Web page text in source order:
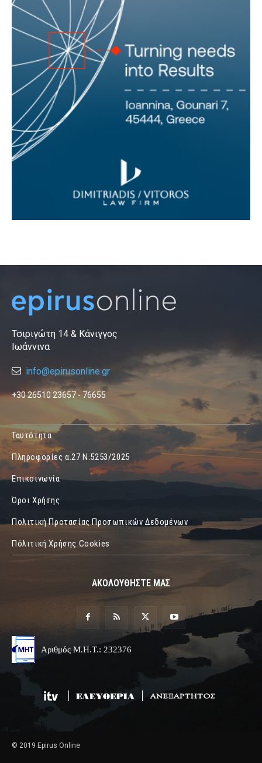
Τσιριγώτη 14 & Κάνιγγος
Ιωάννινα
info@epirusonline.gr
+30 26510 23657 - 76655
Ταυτότητα
Πληροφορίες α.27 Ν.5253/2025
Επικοινωνία
Όροι Χρήσης
Πολιτική Προτασίας Προσωπικών Δεδομένων
Πόλιτική Χρήσης Cookies
ΑΚΟΛΟΥΘΗΣΤΕ ΜΑΣ
Αριθμός Μ.Η.Τ.: 232376
© 2019 Epirus Online